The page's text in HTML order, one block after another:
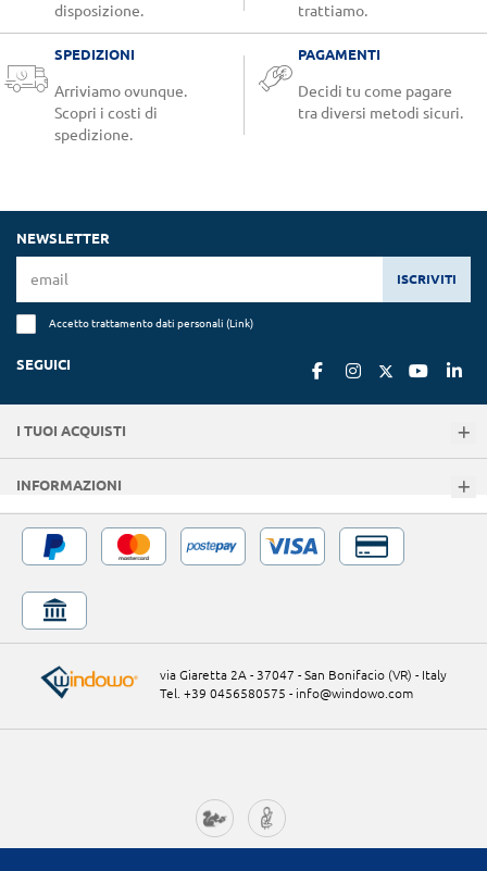
disposizione.
trattiamo.
SPEDIZIONI
Arriviamo ovunque.
Scopri i costi di
spedizione.
PAGAMENTI
Decidi tu come pagare
tra diversi metodi sicuri.
NEWSLETTER
ISCRIVITI
Accetto trattamento dati personali (Link)
SEGUICI
I TUOI ACQUISTI
INFORMAZIONI
via Giaretta 2A - 37047 - San Bonifacio (VR) - Italy
Tel. +39 0456580575 - info@windowo.com